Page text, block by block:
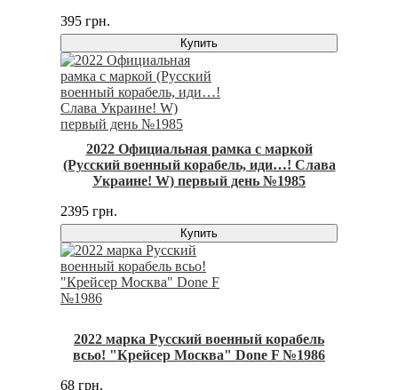
395 грн.
Купить
2022 Официальная рамка с маркой
(Русский военный корабель, иди…! Слава
Украине! W) первый день №1985
2395 грн.
Купить
2022 марка Русский военный корабель
всьо! "Крейсер Москва" Done F №1986
68 грн.